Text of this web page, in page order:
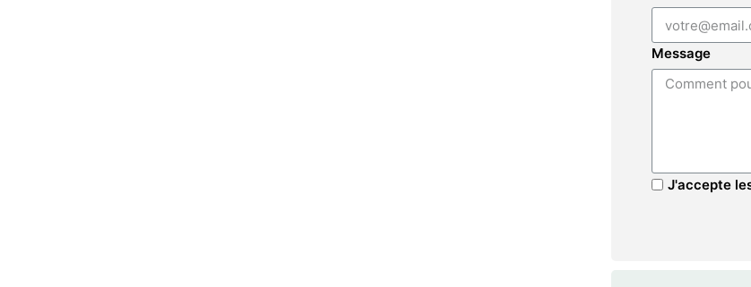
Message
J'accepte